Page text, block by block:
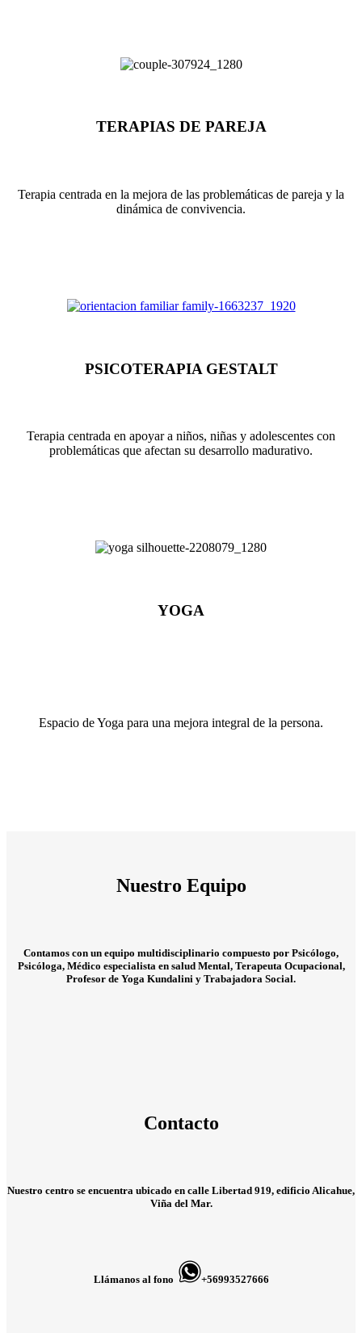
TERAPIAS DE PAREJA
Terapia centrada en la mejora de las problemáticas de pareja y la
dinámica de convivencia.
PSICOTERAPIA GESTALT
Terapia centrada en apoyar a niños, niñas y adolescentes con
problemáticas que afectan su desarrollo madurativo.
YOGA
Espacio de Yoga para una mejora integral de la persona.
Nuestro Equipo
Contamos con un equipo multidisciplinario compuesto por Psicólogo,
Psicóloga, Médico especialista en salud Mental, Terapeuta Ocupacional,
Profesor de Yoga Kundalini y Trabajadora Social.
Contacto
Nuestro centro se encuentra ubicado en calle Libertad 919, edificio Alicahue,
Viña del Mar.
Llámanos al fono +56993527666